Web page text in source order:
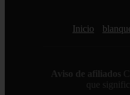
Inicio
Aviso de afiliados
que